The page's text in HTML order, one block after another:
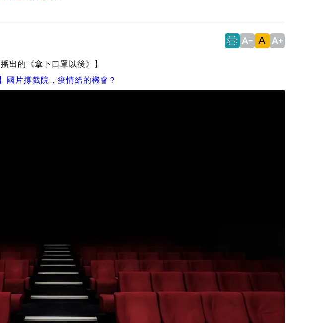
text_decrease A text_increase
出的《拿下口罩以後》】
國片撐戲院，疫情給的機會？